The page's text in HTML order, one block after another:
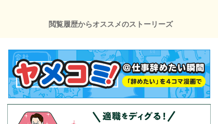
閲覧履歴からオススメのストーリーズ